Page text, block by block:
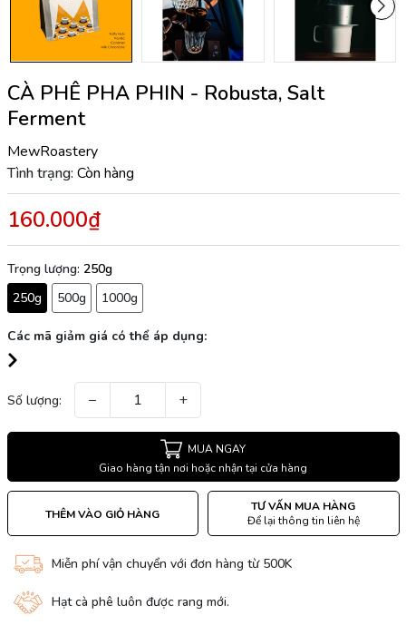
CÀ PHÊ PHA PHIN - Robusta, Salt
Ferment
MewRoastery
Tình trạng: Còn hàng
160.000₫
Trọng lượng: 250g
250g
500g 1000g
Các mã giảm giá có thể áp dụng:
Số lượng: − +
MUA NGAY
Giao hàng tận nơi hoặc nhận tại cửa hàng
THÊM VÀO GIỎ HÀNG
TƯ VẤN MUA HÀNG
Để lại thông tin liên hệ
Miễn phí vận chuyển với đơn hàng từ 500K
Hạt cà phê luôn được rang mới.